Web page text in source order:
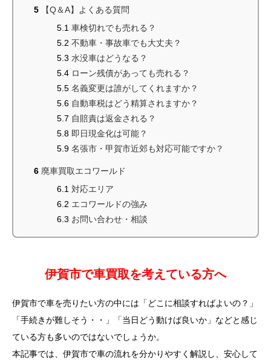
【Q＆A】よくある質問
車検切れでも売れる？
不動車・事故車でも大丈夫？
水没車はどうなる？
ローン残債があっても売れる？
名義変更は誰がしてくれますか？
自動車税はどう精算されますか？
自賠責は返金される？
即日現金化は可能？
名張市・甲賀市近郊も対応可能ですか？
廃車買取エコワールド
対応エリア
エコワールドの強み
お問い合わせ・相談
伊賀市で車買取を考えている方へ
伊賀市で車を売りたい方の中には「どこに相談すればよいの？」
「手続きが難しそう・・」「当日どう動けば良いか」などと感じ
ている方も多いのではないでしょうか。
本記事では、伊賀市で車の流れを分かりやすく解説し、安心して